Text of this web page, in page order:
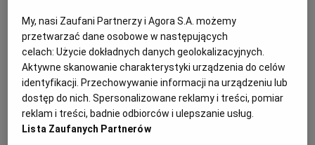
24.08.2026
ZABRZE, Śląskie
Przetargi, Przetargi na dostawę
Przetargi(14277)
Zgodnie z art. 513 wskazanej powyżej ustawy
My, nasi Zaufani Partnerzy i Agora S.A. możemy
przetwarzać dane osobowe w następujących
celach:Użycie dokładnych danych geolokalizacyjnych.
Aktywne skanowanie charakterystyki urządzenia do celów
identyfikacji. Przechowywanie informacji na urządzeniu lub
dostęp do nich. Spersonalizowane reklamy i treści, pomiar
reklam i treści, badnie odbiorców i ulepszanie usług.
Lista Zaufanych Partnerów